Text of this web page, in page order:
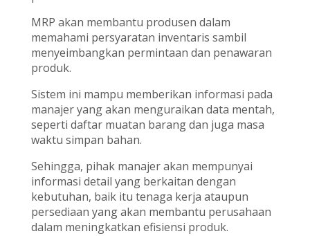
MRP akan membantu produsen dalam
memahami persyaratan inventaris sambil
menyeimbangkan permintaan dan penawaran
produk.
Sistem ini mampu memberikan informasi pada
manajer yang akan menguraikan data mentah,
seperti daftar muatan barang dan juga masa
waktu simpan bahan.
Sehingga, pihak manajer akan mempunyai
informasi detail yang berkaitan dengan
kebutuhan, baik itu tenaga kerja ataupun
persediaan yang akan membantu perusahaan
dalam meningkatkan efisiensi produk.